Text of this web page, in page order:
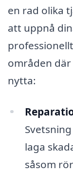
en rad olika
att uppnå
områden
nytta:
laga
såsom